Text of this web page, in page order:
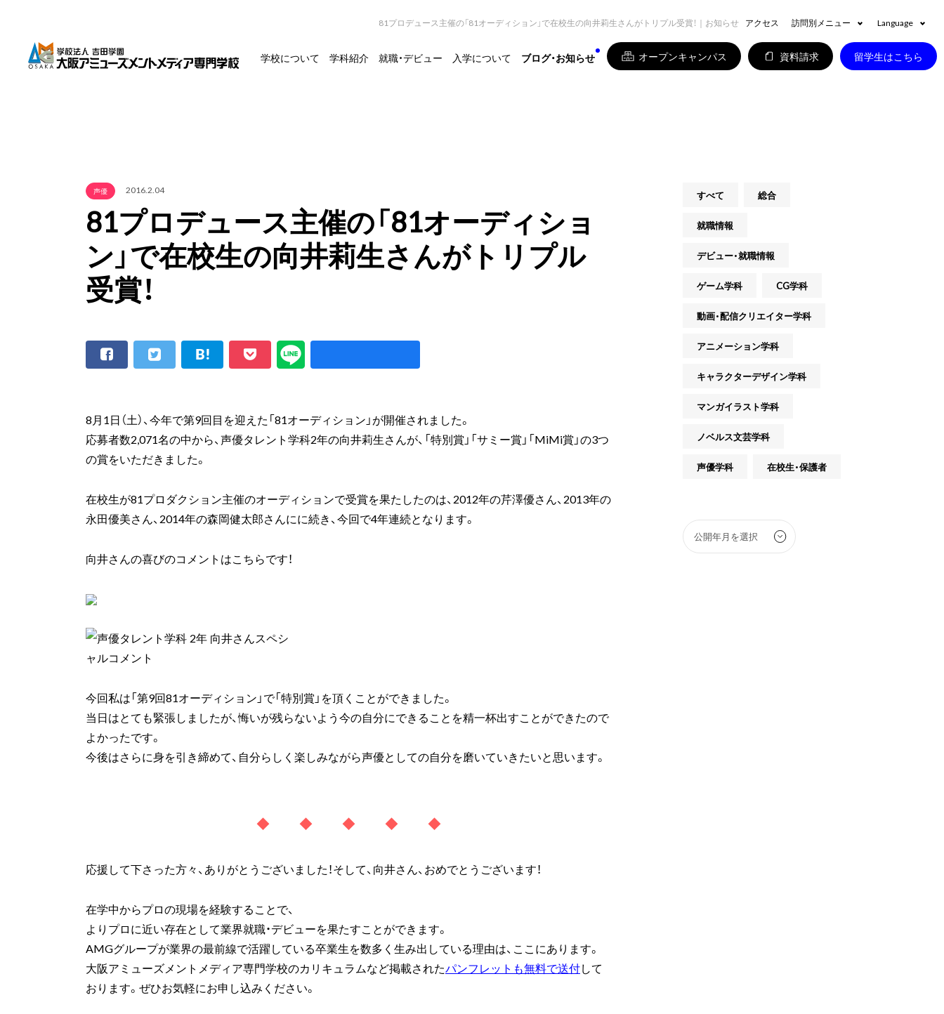
アクセス 訪問別メニュー Language
学校について 学科紹介 就職・デビュー 入学について ブログ・お知らせ オープンキャンパス 資料請求 留学生はこちら
81プロデュース主催の「81オーディション」で在校生の向井莉生さんがトリプル受賞！｜お知らせ
声優 2016.2.04
81プロデュース主催の「81オーディショ
ン」で在校生の向井莉生さんがトリプル
受賞！
8月1日（土）、今年で第9回目を迎えた「81オーディション」が開催されました。
応募者数2,071名の中から、声優タレント学科2年の向井莉生さんが、「特別賞」「サミー賞」「MiMi賞」の3つ
の賞をいただきました。
在校生が81プロダクション主催のオーディションで受賞を果たしたのは、2012年の芹澤優さん、2013年の
永田優美さん、2014年の森岡健太郎さんにに続き、今回で4年連続となります。
向井さんの喜びのコメントはこちらです！
今回私は「第9回81オーディション」で「特別賞」を頂くことができました。
当日はとても緊張しましたが、悔いが残らないよう今の自分にできることを精一杯出すことができたので
よかったです。
今後はさらに身を引き締めて、自分らしく楽しみながら声優としての自分を磨いていきたいと思います。
◆ ◆ ◆ ◆ ◆
応援して下さった方々、ありがとうございました！そして、向井さん、おめでとうございます！
在学中からプロの現場を経験することで、
よりプロに近い存在として業界就職・デビューを果たすことができます。
AMGグループが業界の最前線で活躍している卒業生を数多く生み出している理由は、ここにあります。
大阪アミューズメントメディア専門学校のカリキュラムなど掲載されたパンフレットも無料で送付して
おります。ぜひお気軽にお申し込みください。
すべて 総合
就職情報
デビュー・就職情報
ゲーム学科 CG学科
動画・配信クリエイター学科
アニメーション学科
キャラクターデザイン学科
マンガイラスト学科
ノベルス文芸学科
声優学科 在校生・保護者